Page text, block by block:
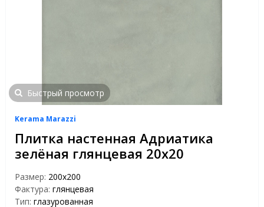
Быстрый просмотр
Kerama Marazzi
Плитка настенная Адриатика
зелёная глянцевая 20х20
Размер: 200х200
Фактура: глянцевая
Тип: глазурованная